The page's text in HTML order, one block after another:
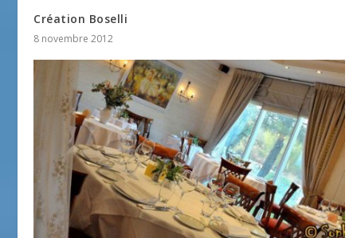
Création Boselli
8 novembre 2012